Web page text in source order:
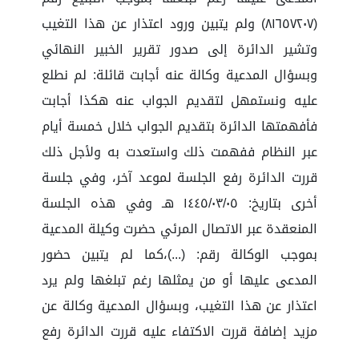
(٨١٦٥٧٢٠٧) ولم يتبين ورود اعتذار عن هذا التغيب
وتشير الدائرة إلى صدور تقرير الخبير النهائي
وبسؤال المدعية وكالة عنه أجابت قائلة: لم نطلع
عليه ونستمهل لتقديم الجواب عنه هكذا أجابت
فأفهمتها الدائرة بتقديم الجواب خلال خمسة أيام
عبر النظام ففهمت ذلك واستعدت به ولأجل ذلك
قررت الدائرة رفع الجلسة لموعد آخر، وفي جلسة
أخرى بتاريخ: ١٤٤٥/٠٣/٠٥ هـ وفي هذه الجلسة
المنعقدة عبر الاتصال المرئي حضرت وكيلة المدعية
بموجب الوكالة رقم: (...)،كما لم يتبين حضور
المدعى عليها أو من يمثلها رغم تبلغها ولم يرد
اعتذار عن هذا التغيب، وبسؤال المدعية وكالة عن
مزيد إضافة قررت الاكتفاء عليه قررت الدائرة رفع